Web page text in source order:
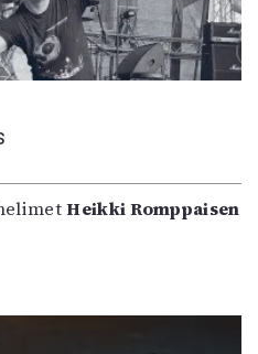
Heikki Romppaisen